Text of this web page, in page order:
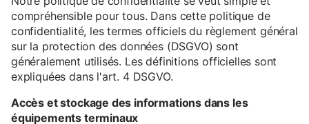
compréhensible pour tous. Dans cette politique de
confidentialité, les termes officiels du règlement général
sur la protection des données (DSGVO) sont
généralement utilisés. Les définitions officielles sont
expliquées dans l'art. 4 DSGVO.
Accès et stockage des informations dans les
équipements terminaux